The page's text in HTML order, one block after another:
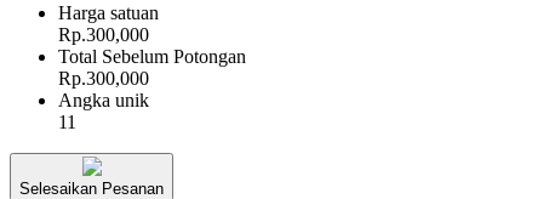
Harga satuan
Rp.300,000
Total Sebelum Potongan
Rp.300,000
Angka unik
11
Selesaikan Pesanan